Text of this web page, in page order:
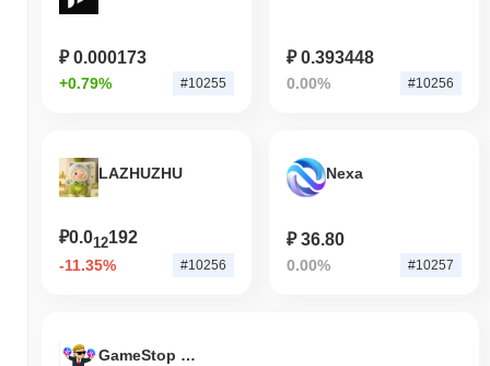
₽ 0.000173
+0.79% #10255
₽ 0.393448
0.00% #10256
LAZHUZHU
₽0.012192
-11.35% #10256
Nexa
₽ 36.80
0.00% #10257
GameStop on PulseChain